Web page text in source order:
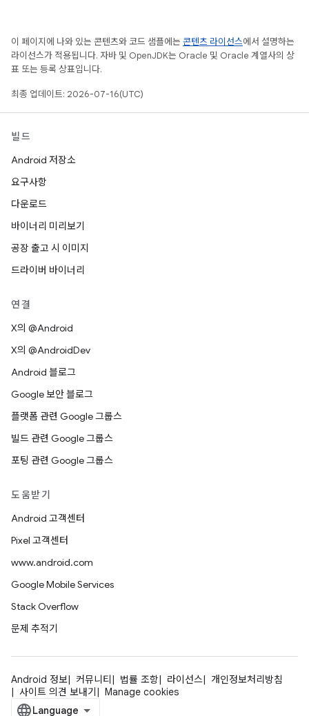
이 페이지에 나와 있는 콘텐츠와 코드 샘플에는 콘텐츠 라이선스에서 설명하는
라이선스가 적용됩니다. 자바 및 OpenJDK는 Oracle 및 Oracle 계열사의 상
표 또는 등록 상표입니다.
최종 업데이트: 2026-07-16(UTC)
빌드
Android 저장소
요구사항
다운로드
바이너리 미리보기
공장 출고 시 이미지
드라이버 바이너리
연결
X의 @Android
X의 @AndroidDev
Android 블로그
Google 보안 블로그
플랫폼 관련 Google 그룹스
빌드 관련 Google 그룹스
포팅 관련 Google 그룹스
도움받기
Android 고객센터
Pixel 고객센터
www.android.com
Google Mobile Services
Stack Overflow
문제 추적기
Android 정보 커뮤니티 법률 조항 라이선스
개인정보처리방침
사이트 의견 보내기
Manage cookies